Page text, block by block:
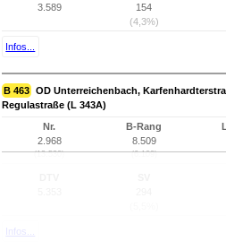
3.589
154
(4,3%)
Infos...
B 463 OD Unterreichenbach,
Regulastraße (L 343A)
Nr.
2.968
(13.530)
B-Rang
8.509
(6.109)
Infos...